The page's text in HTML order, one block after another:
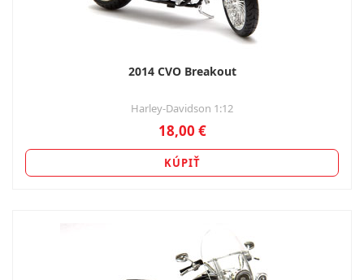
2014 CVO Breakout
Harley-Davidson 1:12
18,00 €
KÚPIŤ